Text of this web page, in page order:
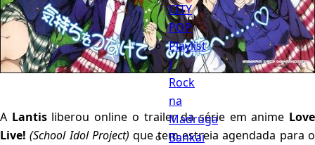
CITY
POP
Playlist
J
Rock
na
Madruga
Bankai
A Lantisliberou online o trailer da série em anime Love
Live! (School Idol Project) que tem estreia agendada para o